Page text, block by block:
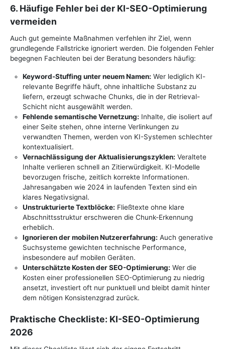
6. Häufige Fehler bei der KI-SEO-Optimierung
vermeiden
Auch gut gemeinte Maßnahmen verfehlen ihr Ziel, wenn
grundlegende Fallstricke ignoriert werden. Die folgenden Fehler
begegnen Fachleuten bei der Beratung besonders häufig:
Keyword-Stuffing unter neuem Namen: Wer lediglich KI-
relevante Begriffe häuft, ohne inhaltliche Substanz zu
liefern, erzeugt schwache Chunks, die in der Retrieval-
Schicht nicht ausgewählt werden.
Fehlende semantische Vernetzung: Inhalte, die isoliert auf
einer Seite stehen, ohne interne Verlinkungen zu
verwandten Themen, werden von KI-Systemen schlechter
kontextualisiert.
Vernachlässigung der Aktualisierungszyklen: Veraltete
Inhalte verlieren schnell an Zitierwürdigkeit. KI-Modelle
bevorzugen frische, zeitlich korrekte Informationen.
Jahresangaben wie 2024 in laufenden Texten sind ein
klares Negativsignal.
Unstrukturierte Textblöcke: Fließtexte ohne klare
Abschnittsstruktur erschweren die Chunk-Erkennung
erheblich.
Ignorieren der mobilen Nutzererfahrung: Auch generative
Suchsysteme gewichten technische Performance,
insbesondere auf mobilen Geräten.
Unterschätzte Kosten der SEO-Optimierung: Wer die
Kosten einer professionellen SEO-Optimierung zu niedrig
ansetzt, investiert oft nur punktuell und bleibt damit hinter
dem nötigen Konsistenzgrad zurück.
Praktische Checkliste: KI-SEO-Optimierung
2026